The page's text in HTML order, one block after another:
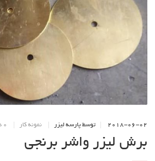
2018-06-02 توسط پارسه لیزر نمونه کار 0 دیدگاه
برش لیزر واشر برنجی